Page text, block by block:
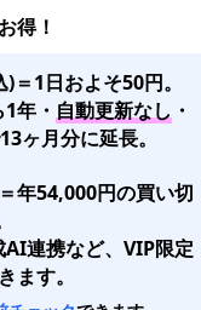
得！
1日およそ50円。
年・ 自動更新なし ・
ヶ月分に延長。
年54,000円の買い切
連携など、VIP限定
ます。